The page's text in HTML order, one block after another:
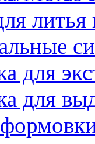
литья
для
для